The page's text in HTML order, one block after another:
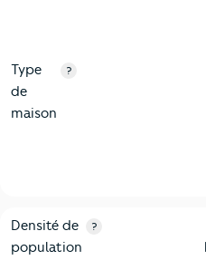
Type
de
maison
?
2-Habitants
Critères Marseille 14
Densité de
population
?